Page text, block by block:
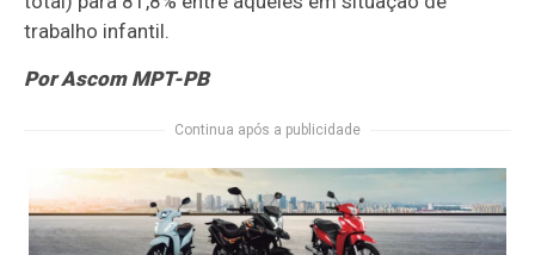
trabalho infantil.
Por Ascom MPT-PB
Continua após a publicidade